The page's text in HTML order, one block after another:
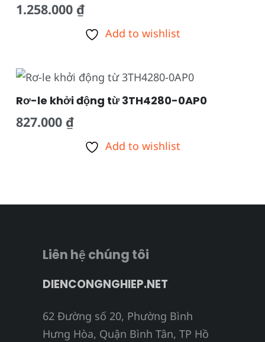
1.258.000 ₫
Add to wishlist
Rơ-le khởi động từ 3TH4280-0AP0
827.000 ₫
Add to wishlist
Liên hệ chúng tôi
DIENCONGNGHIEP.NET
62 Đường số 20, Phường Bình
Hưng Hòa, Quận Bình Tân, TP Hồ